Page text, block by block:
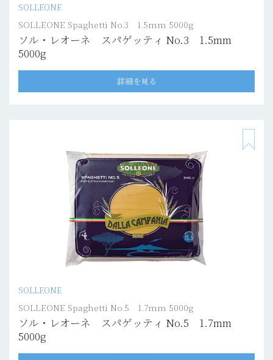
SOLLEONE
SOLLEONE Spaghetti No.3 1.5mm 5000g
ソル・レオーネ スパゲッティ No.3 1.5mm
5000g
詳細を見る
SOLLEONE
SOLLEONE Spaghetti No.5 1.7mm 5000g
ソル・レオーネ スパゲッティ No.5 1.7mm
5000g